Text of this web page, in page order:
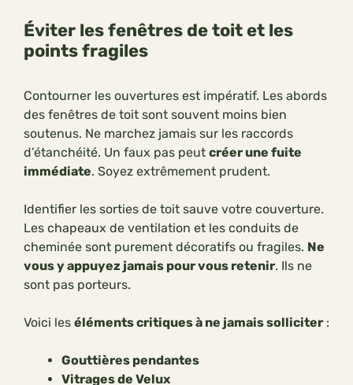
Éviter les fenêtres de toit et les
points fragiles
Contourner les ouvertures est impératif. Les abords
des fenêtres de toit sont souvent moins bien
soutenus. Ne marchez jamais sur les raccords
d’étanchéité. Un faux pas peut créer une fuite
immédiate. Soyez extrêmement prudent.
Identifier les sorties de toit sauve votre couverture.
Les chapeaux de ventilation et les conduits de
cheminée sont purement décoratifs ou fragiles. Ne
vous y appuyez jamais pour vous retenir. Ils ne
sont pas porteurs.
Voici les éléments critiques à ne jamais solliciter :
Gouttières pendantes
Vitrages de Velux